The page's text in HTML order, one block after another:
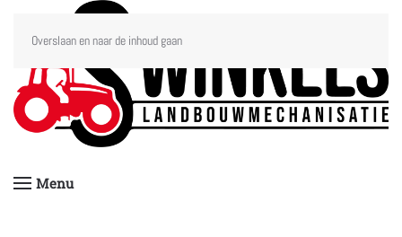
Overslaan en naar de inhoud gaan
Menu